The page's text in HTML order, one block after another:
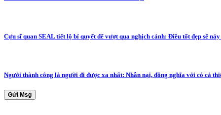
Cựu sĩ quan SEAL tiết lộ bí quyết để vượt qua nghịch cảnh: Điều tốt đẹp sẽ
Người thành công là người đi được xa nhất: Nhẫn nại, đồng nghĩa với có cả
Gửi Msg